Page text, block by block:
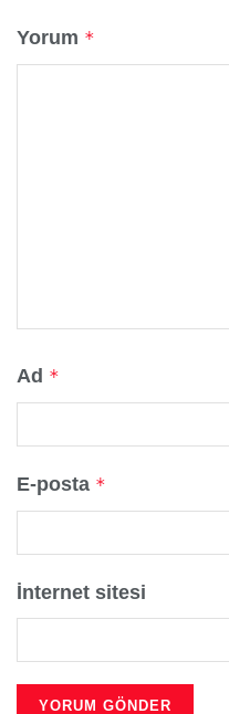
Yorum *
Ad *
E-posta *
İnternet sitesi